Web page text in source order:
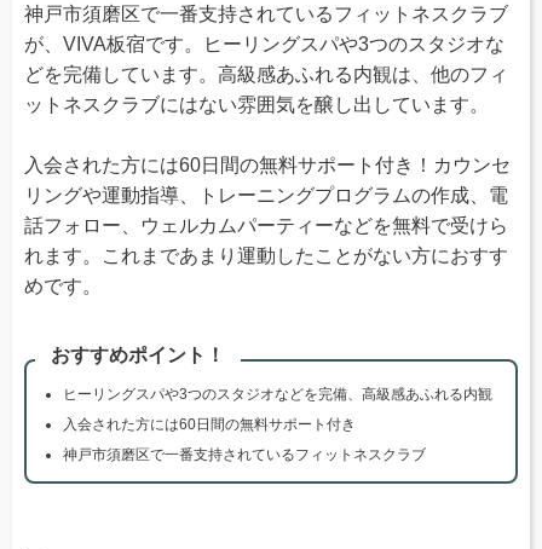
神戸市須磨区で一番支持されているフィットネスクラブ
が、VIVA板宿です。ヒーリングスパや3つのスタジオな
どを完備しています。高級感あふれる内観は、他のフィ
ットネスクラブにはない雰囲気を醸し出しています。
入会された方には60日間の無料サポート付き！カウンセ
リングや運動指導、トレーニングプログラムの作成、電
話フォロー、ウェルカムパーティーなどを無料で受けら
れます。これまであまり運動したことがない方におすす
めです。
おすすめポイント！
ヒーリングスパや3つのスタジオなどを完備、高級感あふれる内観
入会された方には60日間の無料サポート付き
神戸市須磨区で一番支持されているフィットネスクラブ